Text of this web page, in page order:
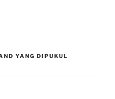
YANG DIPUKUL